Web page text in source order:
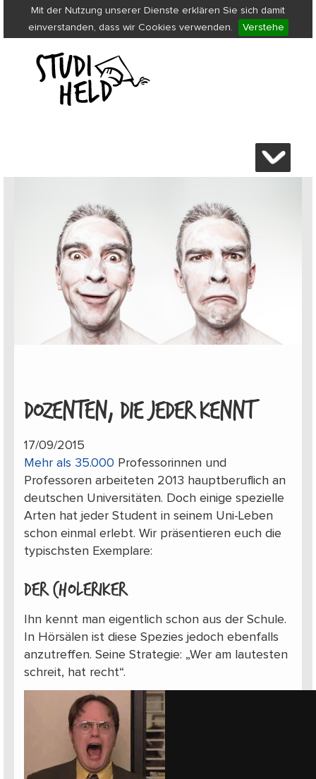
Mit der Nutzung unserer Dienste erklären Sie sich damit
einverstanden, dass wir Cookies verwenden.
Verstehe
DOZENTEN, DIE JEDER KENNT
17/09/2015
Mehr als 35.000 Professorinnen und
Professoren arbeiteten 2013 hauptberuflich an
deutschen Universitäten. Doch einige spezielle
Arten hat jeder Student in seinem Uni-Leben
schon einmal erlebt. Wir präsentieren euch die
typischsten Exemplare:
Der Choleriker
Ihn kennt man eigentlich schon aus der Schule.
In Hörsälen ist diese Spezies jedoch ebenfalls
anzutreffen. Seine Strategie: „Wer am lautesten
schreit, hat recht“.